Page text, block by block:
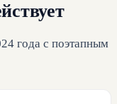
года с поэтапным